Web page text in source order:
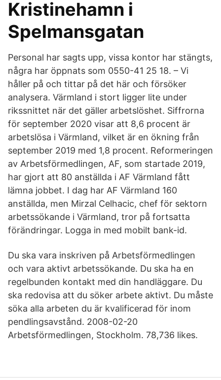
Kristinehamn i
Spelmansgatan
Personal har sagts upp, vissa kontor har stängts,
några har öppnats som 0550-41 25 18. – Vi
håller på och tittar på det här och försöker
analysera. Värmland i stort ligger lite under
rikssnittet när det gäller arbetslöshet. Siffrorna
för september 2020 visar att 8,6 procent är
arbetslösa i Värmland, vilket är en ökning från
september 2019 med 1,8 procent. Reformeringen
av Arbetsförmedlingen, AF, som startade 2019,
har gjort att 80 anställda i AF Värmland fått
lämna jobbet. I dag har AF Värmland 160
anställda, men Mirzal Celhacic, chef för sektorn
arbetssökande i Värmland, tror på fortsatta
förändringar. Logga in med mobilt bank-id.
Du ska vara inskriven på Arbetsförmedlingen
och vara aktivt arbetssökande. Du ska ha en
regelbunden kontakt med din handläggare. Du
ska redovisa att du söker arbete aktivt. Du måste
söka alla arbeten du är kvalificerad för inom
pendlingsavstånd. 2008-02-20
Arbetsförmedlingen, Stockholm. 78,736 likes.